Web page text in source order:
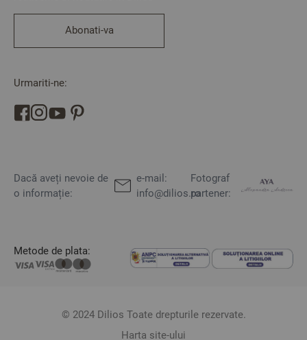
Abonati-va
Urmariti-ne:
Dacă aveți nevoie de
o informație:
e-mail:
info@dilios.ro
Fotograf
partener:
Metode de plata:
© 2024 Dilios Toate drepturile rezervate.
Harta site-ului